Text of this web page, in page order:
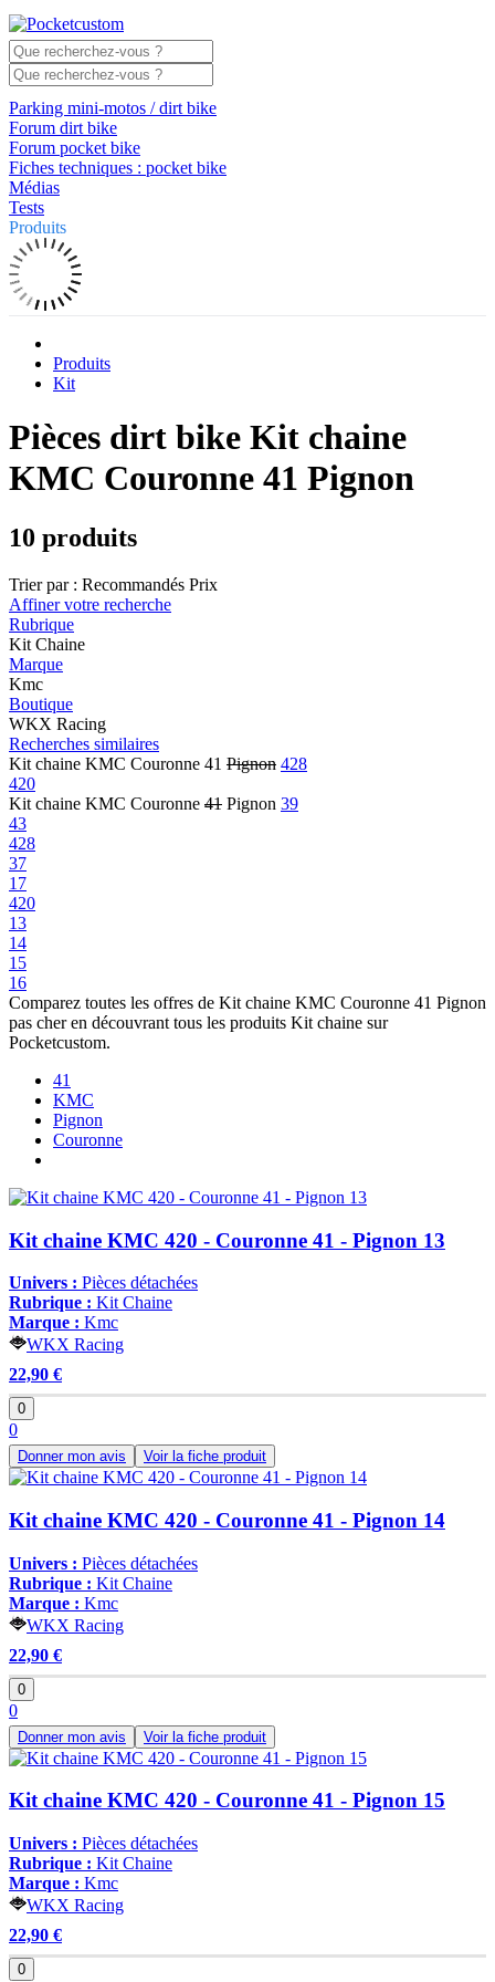
Parking mini-motos / dirt bike
Forum dirt bike
Forum pocket bike
Fiches techniques : pocket bike
Médias
Tests
Produits
Produits
Kit
Pièces dirt bike Kit chaine
KMC Couronne 41 Pignon
10 produits
Trier par : Recommandés Prix
Affiner votre recherche
Rubrique
Kit Chaine
Marque
Kmc
Boutique
WKX Racing
Recherches similaires
Kit chaine KMC Couronne 41 Pignon 428
420
Kit chaine KMC Couronne 41 Pignon 39
43
428
37
17
420
13
14
15
16
Comparez toutes les offres de Kit chaine KMC Couronne 41 Pignon
pas cher en découvrant tous les produits Kit chaine sur
Pocketcustom.
41
KMC
Pignon
Couronne
Kit chaine KMC 420 - Couronne 41 - Pignon 13
Univers : Pièces détachées
Rubrique : Kit Chaine
Marque : Kmc
WKX Racing
22,90 €
0
0
Donner mon avis Voir la fiche produit
Kit chaine KMC 420 - Couronne 41 - Pignon 14
Univers : Pièces détachées
Rubrique : Kit Chaine
Marque : Kmc
WKX Racing
22,90 €
0
0
Donner mon avis Voir la fiche produit
Kit chaine KMC 420 - Couronne 41 - Pignon 15
Univers : Pièces détachées
Rubrique : Kit Chaine
Marque : Kmc
WKX Racing
22,90 €
0